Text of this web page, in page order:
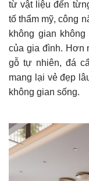
từ vật liệu đến
tố thẩm mỹ, công
không gian
của gia đình. Hơn
gỗ tự nhiên, đá
mang lại vẻ đẹp
không gian sống.